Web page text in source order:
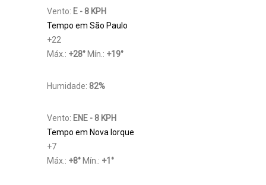
Vento: E - 8 KPH
Tempo em São Paulo
+22
Máx.: +28° Mín.: +19°
Humidade: 82%
Vento: ENE - 8 KPH
Tempo em Nova Iorque
+7
Máx.: +8° Mín.: +1 °